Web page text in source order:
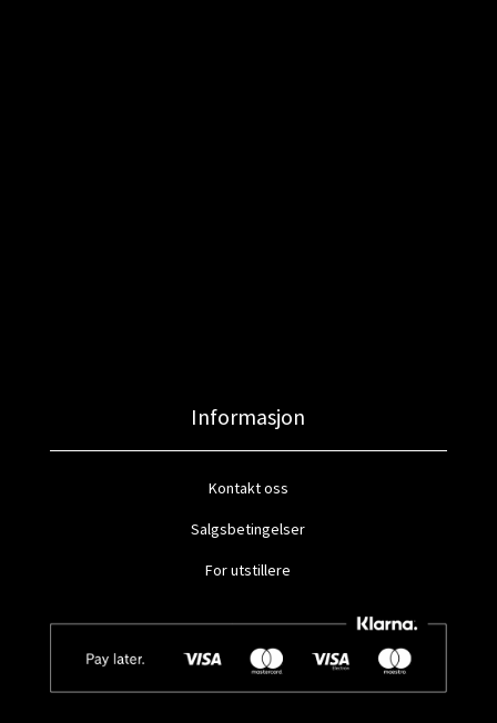
Informasjon
Kontakt oss
Salgsbetingelser
For utstillere